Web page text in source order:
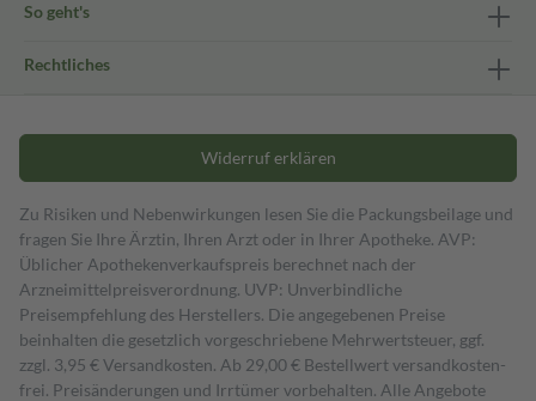
So geht's
Rechtliches
Widerruf erklären
Zu Risiken und Nebenwirkungen lesen Sie die Packungsbeilage und
fragen Sie Ihre Ärztin, Ihren Arzt oder in Ihrer Apotheke. AVP:
Üblicher Apothekenverkaufspreis berechnet nach der
Arzneimittelpreisverordnung. UVP: Unverbindliche
Preisempfehlung des Herstellers. Die angegebenen Preise
beinhalten die gesetzlich vorgeschriebene Mehrwertsteuer, ggf.
zzgl. 3,95 € Versandkosten. Ab 29,00 € Bestell­wert versand­kosten­
frei. Preisänderungen und Irrtümer vorbehalten. Alle Angebote